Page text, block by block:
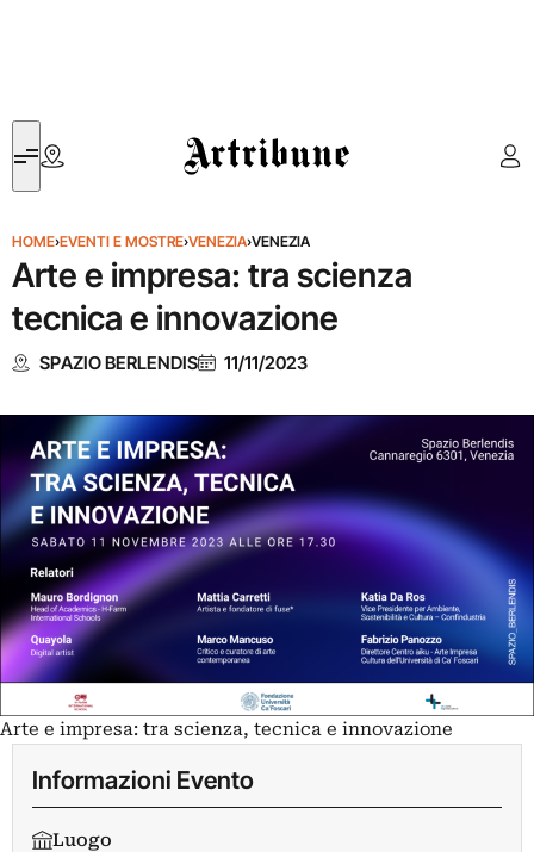
Artribune
HOME›EVENTI E MOSTRE›VENEZIA›VENEZIA
Arte e impresa: tra scienza
tecnica e innovazione
SPAZIO BERLENDIS 11/11/2023
Arte e impresa: tra scienza, tecnica e innovazione
Informazioni Evento
Luogo